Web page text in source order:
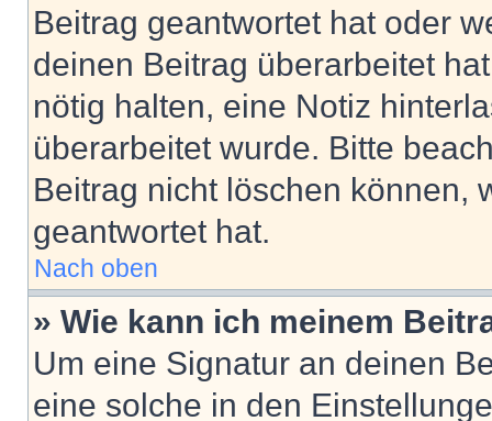
Beitrag geantwortet hat oder
deinen Beitrag überarbeitet
nötig halten, eine Notiz
überarbeitet wurde. Bitte
Beitrag nicht löschen können,
geantwortet hat.
Nach oben
» Wie kann ich meinem
Um eine Signatur an deinen
eine solche in den